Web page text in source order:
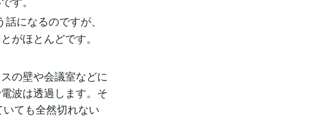
になるのですが、
がほとんどです。
の壁や会議室などに
波は透過します。そ
ても全然切れない